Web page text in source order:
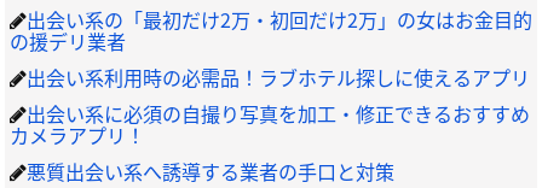
出会い系の「最初だけ2万・初回だけ2万」の女はお金目的
の援デリ業者
出会い系利用時の必需品！ラブホテル探しに使えるアプリ
出会い系に必須の自撮り写真を加工・修正できるおすすめ
カメラアプリ！
悪質出会い系へ誘導する業者の手口と対策